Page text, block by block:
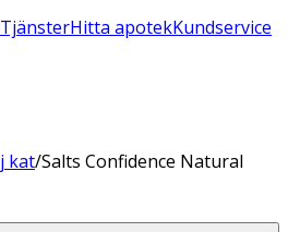
TjänsterHitta apotekKundservice
kat/Salts Confidence Natural